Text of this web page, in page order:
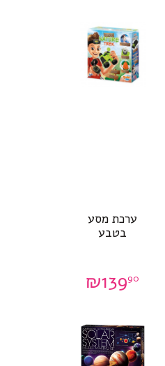
ערכת מסע
בטבע
₪13990